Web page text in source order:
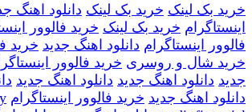
خرید بک لینک خرید بک لینک دانلود اهنگ
اینستاگرام خرید بک لینک خرید فالوور
فالوور اینستاگرام دانلود اهنگ جدید خرید
خرید شال و روسری خرید فالوور
جدید دانلود اهنگ جدید دانلود اهنگ جدید
دانلود اهنگ جدید خرید فالوور اینستاگرام